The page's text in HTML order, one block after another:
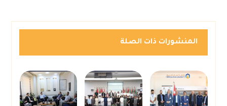
المنشورات ذات الصلة